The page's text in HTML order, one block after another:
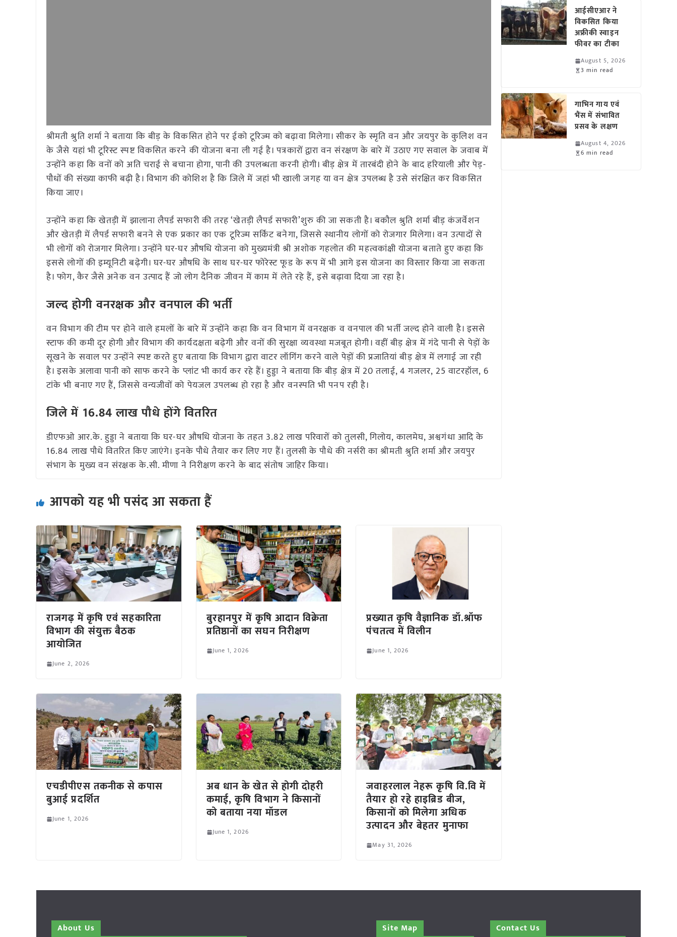
श्रीमती श्रुति शर्मा ने बताया कि बीड़ के विकसित होने पर ईको टूरिज्म को बढ़ावा मिलेगा। सीकर के स्मृति वन और जयपुर के कुलिश वन
के जैसे यहां भी टूरिस्ट स्पष्ट विकसित करने की योजना बना ली गई है। पत्रकारों द्वारा वन संरक्षण के बारे में उठाए गए सवाल के जवाब में
उन्होंने कहा कि वनों को अति चराई से बचाना होगा, पानी की उपलब्धता करनी होगी। बीड़ क्षेत्र में तारबंदी होने के बाद हरियाली और पेड़-
पौधों की संख्या काफी बढ़ी है। विभाग की कोशिश है कि जिले में जहां भी खाली जगह या वन क्षेत्र उपलब्ध है उसे संरक्षित कर विकसित
किया जाए।
उन्होंने कहा कि खेतड़ी में झालाना लैपर्ड सफारी की तरह ‘खेतड़ी लैपर्ड सफारी’शुरु की जा सकती है। बकौल श्रुति शर्मा बीड़ कंजर्वेशन
और खेतड़ी में लैपर्ड सफारी बनने से एक प्रकार का एक टूरिज्म सर्किट बनेगा, जिससे स्थानीय लोगों को रोजगार मिलेगा। वन उत्पादों से
भी लोगों को रोजगार मिलेगा। उन्होंने घर-घर औषधि योजना को मुख्यमंत्री श्री अशोक गहलोत की महत्वकांक्षी योजना बताते हुए कहा कि
इससे लोगों की इम्यूनिटी बढ़ेगी। घर-घर औषधि के साथ घर-घर फोरेस्ट फूड के रूप में भी आगे इस योजना का विस्तार किया जा सकता
है। फोग, कैर जैसे अनेक वन उत्पाद हैं जो लोग दैनिक जीवन में काम में लेते रहे हैं, इसे बढ़ावा दिया जा रहा है।
जल्द होगी वनरक्षक और वनपाल की भर्ती
वन विभाग की टीम पर होने वाले हमलों के बारे में उन्होंने कहा कि वन विभाग में वनरक्षक व वनपाल की भर्ती जल्द होने वाली है। इससे
स्टाफ की कमी दूर होगी और विभाग की कार्यदक्षता बढ़ेगी और वनों की सुरक्षा व्यवस्था मजबूत होगी। वहीं बीड़ क्षेत्र में गंदे पानी से पेड़ों के
सूखने के सवाल पर उन्होंने स्पष्ट करते हुए बताया कि विभाग द्वारा वाटर लॉगिंग करने वाले पेड़ों की प्रजातियां बीड़ क्षेत्र में लगाई जा रही
है। इसके अलावा पानी को साफ करने के प्लांट भी कार्य कर रहे हैं। हुड्डा ने बताया कि बीड़ क्षेत्र में 20 तलाई, 4 गजलर, 25 वाटरहॉल, 6
टांके भी बनाए गए हैं, जिससे वन्यजीवों को पेयजल उपलब्ध हो रहा है और वनस्पति भी पनप रही है।
जिले में 16.84 लाख पौधे होंगे वितरित
डीएफओ आर.के. हुड्डा ने बताया कि घर-घर औषधि योजना के तहत 3.82 लाख परिवारों को तुलसी, गिलोय, कालमेघ, अश्वगंधा आदि के
16.84 लाख पौधे वितरित किए जाएंगे। इनके पौधे तैयार कर लिए गए हैं। तुलसी के पौधे की नर्सरी का श्रीमती श्रुति शर्मा और जयपुर
संभाग के मुख्य वन संरक्षक के.सी. मीणा ने निरीक्षण करने के बाद संतोष जाहिर किया।
आपको यह भी पसंद आ सकता हैं
राजगढ़ में कृषि एवं सहकारिता
विभाग की संयुक्त बैठक
आयोजित
June 2, 2026
बुरहानपुर में कृषि आदान विक्रेता
प्रतिष्ठानों का सघन निरीक्षण
June 1, 2026
प्रख्यात कृषि वैज्ञानिक डॉ.श्रॉफ
पंचतत्व में विलीन
June 1, 2026
एचडीपीएस तकनीक से कपास
बुआई प्रदर्शित
June 1, 2026
अब धान के खेत से होगी दोहरी
कमाई, कृषि विभाग ने किसानों
को बताया नया मॉडल
June 1, 2026
जवाहरलाल नेहरू कृषि वि.वि में
तैयार हो रहे हाइब्रिड बीज,
किसानों को मिलेगा अधिक
उत्पादन और बेहतर मुनाफा
May 31, 2026
आईसीएआर ने
विकसित किया
अफ्रीकी स्वाइन
फीवर का टीका
August 5, 2026
3 min read
गाभिन गाय एवं
भैंस में संभावित
प्रसव के लक्षण
August 4, 2026
6 min read
About Us Site Map Contact Us